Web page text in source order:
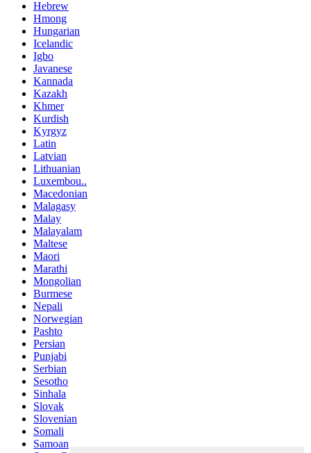
Hebrew
Hmong
Hungarian
Icelandic
Igbo
Javanese
Kannada
Kazakh
Khmer
Kurdish
Kyrgyz
Latin
Latvian
Lithuanian
Luxembou..
Macedonian
Malagasy
Malay
Malayalam
Maltese
Maori
Marathi
Mongolian
Burmese
Nepali
Norwegian
Pashto
Persian
Punjabi
Serbian
Sesotho
Sinhala
Slovak
Slovenian
Somali
Samoan